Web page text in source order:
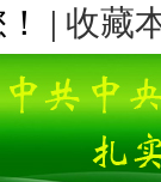
| 收藏